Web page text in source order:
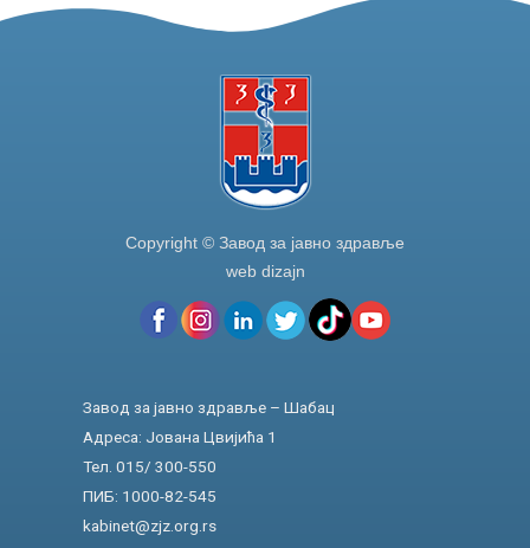
o
Copyright © Завод за јавно здравље
web dizajn
Завод за јавно здравље – Шабац
Адреса: Јована Цвијића 1
Тел. 015/ 300-550
ПИБ: 1000-82-545
kabinet@zjz.org.rs